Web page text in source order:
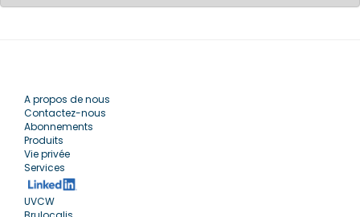
A propos de nous
Contactez-nous
Abonnements
Produits
Vie privée
Services
UVCW